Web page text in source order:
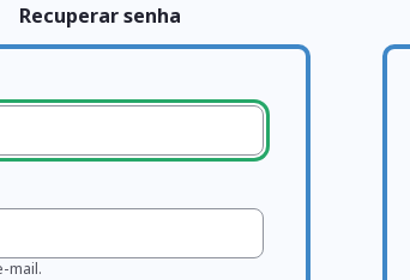
Recuperar senha
mail.